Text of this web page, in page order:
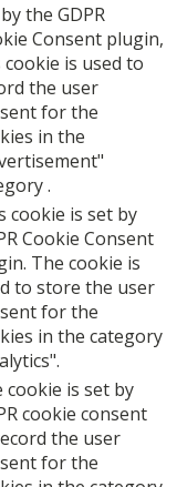
the GDPR
Consent plugin,
is used to
the user
for the
in the
.
cookie is set by
Cookie Consent
The cookie is
to store the user
for the
in the category
cookie is set by
cookie consent
the user
for the